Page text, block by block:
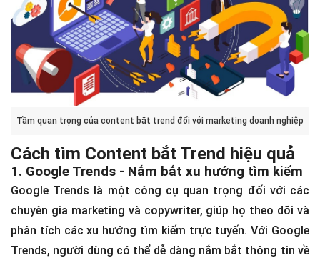
Tầm quan trọng của content bắt trend đối với marketing doanh nghiệp
Cách tìm Content bắt Trend hiệu quả
1. Google Trends - Nắm bắt xu hướng tìm kiếm
Google Trends là một công cụ quan trọng đối với các
chuyên gia marketing và copywriter, giúp họ theo dõi và
phân tích các xu hướng tìm kiếm trực tuyến. Với Google
Trends, người dùng có thể dễ dàng nắm bắt thông tin về